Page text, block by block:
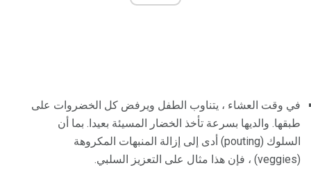
في وقت العشاء ، يتناوب الطفل ويرفض كل الخضروات على
طبقها. والديها بسرعة تأخذ الخضار المسيئة بعيدا. بما أن
السلوك (pouting) أدى إلى إزالة المنبهات المكروهة
(veggies) ، فإن هذا مثال على التعزيز السلبي.